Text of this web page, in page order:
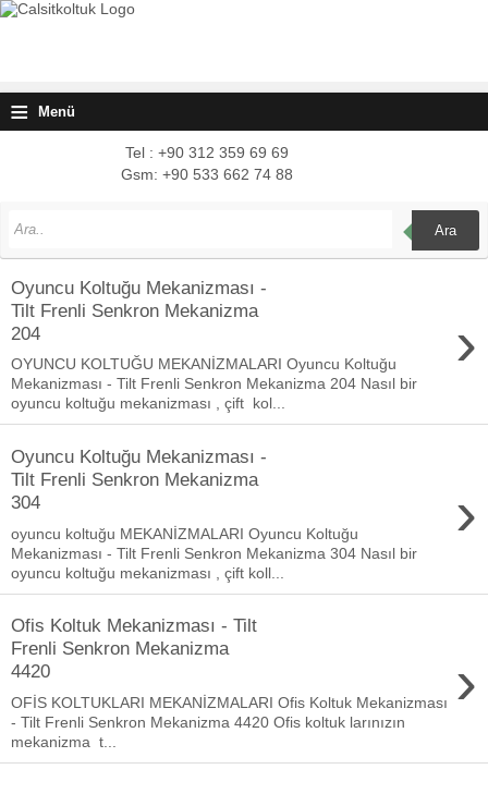
≡ Menü
Tel : +90 312 359 69 69
Gsm: +90 533 662 74 88
Ara
Oyuncu Koltuğu Mekanizması -
Tilt Frenli Senkron Mekanizma
204
›
OYUNCU KOLTUĞU MEKANİZMALARI Oyuncu Koltuğu
Mekanizması - Tilt Frenli Senkron Mekanizma 204 Nasıl bir
oyuncu koltuğu mekanizması , çift kol...
Oyuncu Koltuğu Mekanizması -
Tilt Frenli Senkron Mekanizma
304
›
oyuncu koltuğu MEKANİZMALARI Oyuncu Koltuğu
Mekanizması - Tilt Frenli Senkron Mekanizma 304 Nasıl bir
oyuncu koltuğu mekanizması , çift koll...
Ofis Koltuk Mekanizması - Tilt
Frenli Senkron Mekanizma
4420
›
OFİS KOLTUKLARI MEKANİZMALARI Ofis Koltuk Mekanizması
- Tilt Frenli Senkron Mekanizma 4420 Ofis koltuk larınızın
mekanizma t...